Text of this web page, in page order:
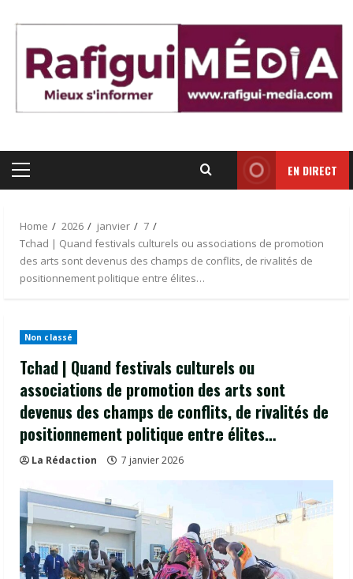
content
Primary
EN DIRECT
Home 2026 janvier
7
Tchad | Quand festivals culturels ou associations de promotion
des arts sont devenus des champs de conflits, de rivalités de
positionnement politique entre élites…
Non classé
Tchad | Quand festivals culturels ou
associations de promotion des arts sont
devenus des champs de conflits, de rivalités de
positionnement politique entre élites…
La Rédaction 7 janvier 2026